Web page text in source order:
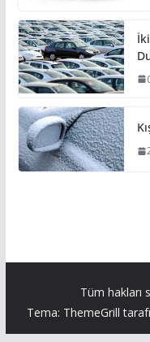
Tüm hakları
Tema: ThemeGrill